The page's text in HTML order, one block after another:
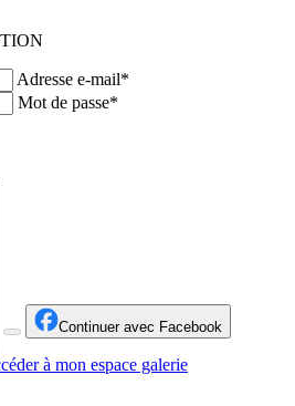
Adresse e-mail*
Mot de passe*
Continuer avec Facebook
à mon espace galerie